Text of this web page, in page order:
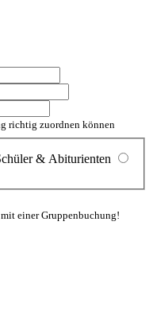
richtig zuordnen können
& Abiturienten
einer Gruppenbuchung!